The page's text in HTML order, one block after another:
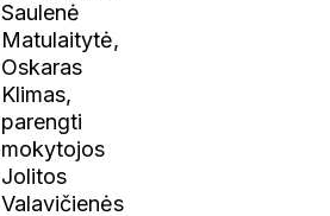
Saulenė
Matulaitytė,
Oskaras
Klimas,
parengti
mokytojos
Jolitos
Valavičienės